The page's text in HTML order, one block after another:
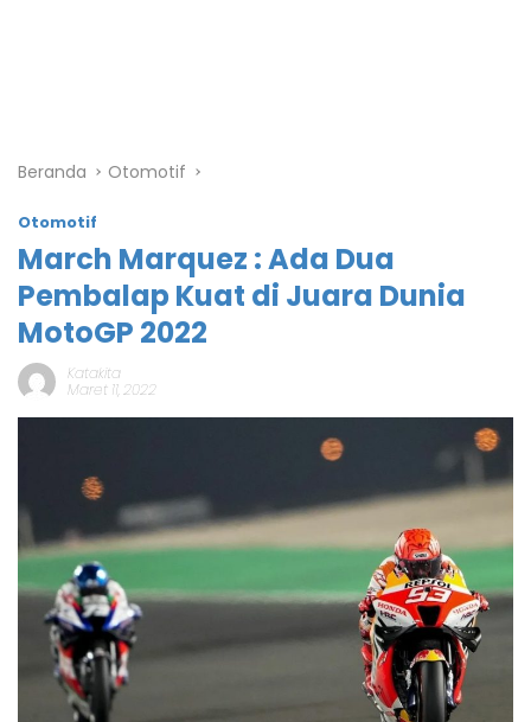
Beranda Otomotif
Otomotif
March Marquez : Ada Dua
Pembalap Kuat di Juara Dunia
MotoGP 2022
Katakita
Maret 11, 2022